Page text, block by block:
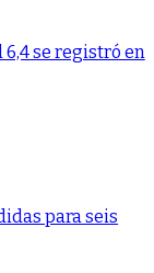
se registró en
para seis